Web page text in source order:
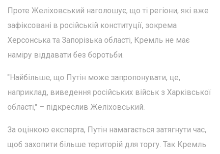
Проте Желіховський наголошує, що ті регіони, які вже
зафіксовані в російській конституції, зокрема
Херсонська та Запорізька області, Кремль не має
наміру віддавати без боротьби.
"Найбільше, що Путін може запропонувати, це,
наприклад, виведення російських військ з Харківської
області," – підкреслив Желіховський.
За оцінкою експерта, Путін намагається затягнути час,
щоб захопити більше територій для торгу. Так Кремль